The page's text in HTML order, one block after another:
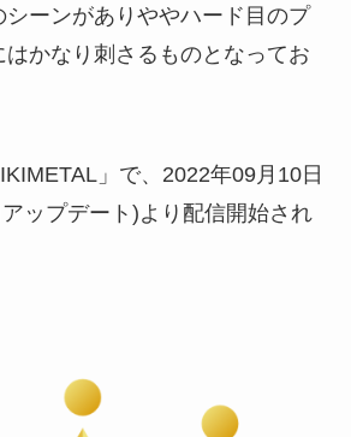
ーンがありややハード目のプ
はかなり刺さるものとなってお
」で、2022年09月10日
ップデート)より配信開始され